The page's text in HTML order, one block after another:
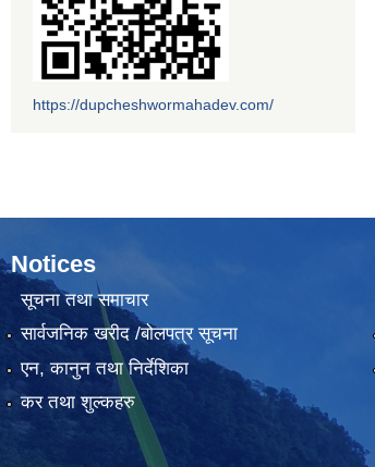
https://dupcheshwormahadev.com/
Notices
सूचना तथा समाचार
सार्वजनिक खरीद /बोलपत्र सूचना
एन, कानुन तथा निर्देशिका
कर तथा शुल्कहरु